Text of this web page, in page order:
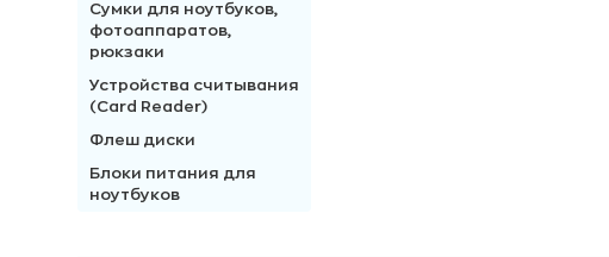
Сумки для ноутбуков,
фотоаппаратов,
рюкзаки
Устройства считывания
(Card Reader)
Флеш диски
Блоки питания для
ноутбуков